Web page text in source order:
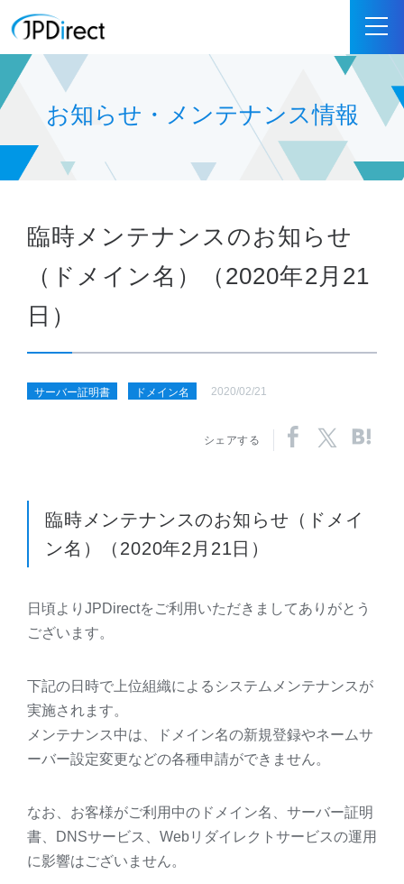
お知らせ・メンテナンス情報
臨時メンテナンスのお知らせ
（ドメイン名）（2020年2月21
日）
サーバー証明書 ドメイン名 2020/02/21
シェアする
臨時メンテナンスのお知らせ（ドメイ
ン名）（2020年2月21日）
日頃よりJPDirectをご利用いただきましてありがとう
ございます。
下記の日時で上位組織によるシステムメンテナンスが
実施されます。
メンテナンス中は、ドメイン名の新規登録やネームサ
ーバー設定変更などの各種申請ができません。
なお、お客様がご利用中のドメイン名、サーバー証明
書、DNSサービス、Webリダイレクトサービスの運用
に影響はございません。